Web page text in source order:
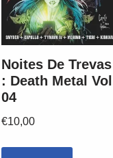
Noites De Trevas
: Death Metal
04
€10,00